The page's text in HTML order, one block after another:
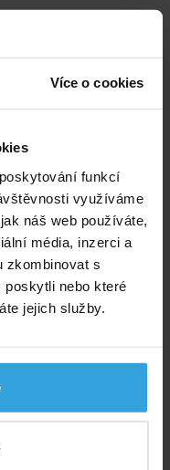
Více o cookies
funkcí
využíváme
náš web používáte,
média, inzerci a
zkombinovat s
nebo které
jejich služby.
SPORT